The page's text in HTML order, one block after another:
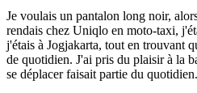
Je voulais un pantalon long noir,
rendais chez Uniqlo en moto-taxi,
j'étais à Jogjakarta, tout en trouvant
de quotidien. J'ai pris du plaisir à la
se déplacer faisait partie du quotidien.